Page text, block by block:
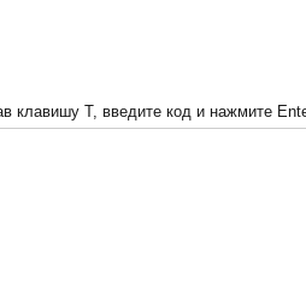
клавишу T, введите код и нажмите